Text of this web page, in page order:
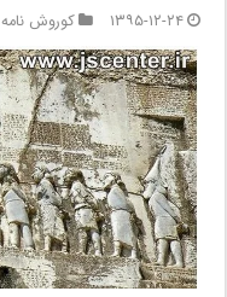
۱۳۹۵-۱۲-۲۴
کوروش نامه